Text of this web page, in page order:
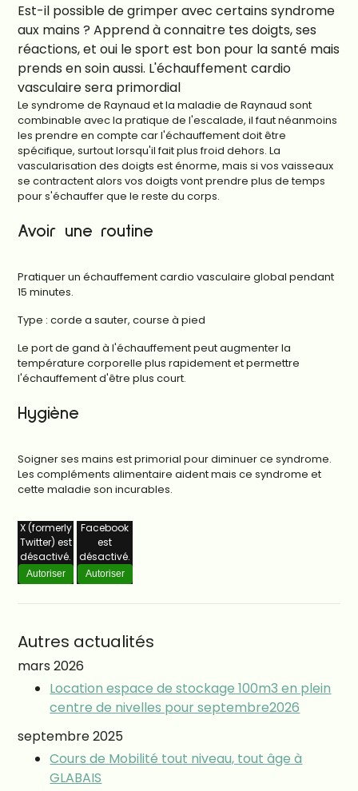
Est-il possible de grimper avec certains syndrome
aux mains ? Apprend à connaitre tes doigts, ses
réactions, et oui le sport est bon pour la santé mais
prends en soin aussi. L'échauffement cardio
vasculaire sera primordial
Le syndrome de Raynaud et la maladie de Raynaud sont
combinable avec la pratique de l'escalade, il faut néanmoins
les prendre en compte car l'échauffement doit être
spécifique, surtout lorsqu'il fait plus froid dehors. La
vascularisation des doigts est énorme, mais si vos vaisseaux
se contractent alors vos doigts vont prendre plus de temps
pour s'échauffer que le reste du corps.
Avoir une routine
Pratiquer un échauffement cardio vasculaire global pendant
15 minutes.
Type : corde a sauter, course à pied
Le port de gand à l'échauffement peut augmenter la
température corporelle plus rapidement et permettre
l'échauffement d'être plus court.
Hygiène
Soigner ses mains est primorial pour diminuer ce syndrome.
Les compléments alimentaire aident mais ce syndrome et
cette maladie son incurables.
X (formerly
Twitter) est
désactivé.
Autoriser
Facebook
est
désactivé.
Autoriser
Autres actualités
mars 2026
Location espace de stockage 100m3 en plein
centre de nivelles pour septembre2026
septembre 2025
Cours de Mobilité tout niveau, tout âge à
GLABAIS